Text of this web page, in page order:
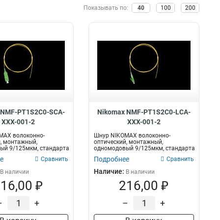
Черный 18
Серый 74
22
0,15м
15м
0.3м
35
53
1м
Размер
7х0150мм
7х0192мм 21
Показывать по: 40 100 200
PT1S2C0-SCA-
XXX-001-2
волоконно-
монтажный,
9/125мкм, стандарта
LSZH...
Сравнить
В наличии
₽
+
Nikomax NMF-PT1S2C0-LCA-
XXX-001-2
Шнур NIKOMAX волоконно-
оптический, монтажный,
одномодовый 9/125мкм, стандарта
OS2, LC/APC, LSZH...
Подробнее Сравнить
Наличие: В наличии
216,00 ₽
– +